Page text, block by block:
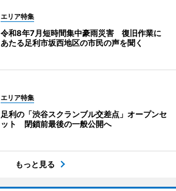
エリア特集
令和8年7月短時間集中豪雨災害 復旧作業に
あたる足利市坂西地区の市民の声を聞く
エリア特集
足利の「渋谷スクランブル交差点」オープンセ
ット 閉鎖前最後の一般公開へ
もっと見る